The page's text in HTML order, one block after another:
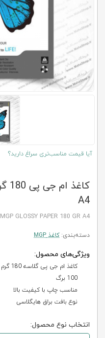
آیا قیمت مناسب‌تری سراغ دارید؟
A4
MGP GLOSSY PAPER 180 GR A4
دسته‌بندی:کاغذ MGP
ویژگی‌های محصول:
کاغذ ام جی پی گلاسه 180 گرم A4
100 برگ
مناسب چاپ با کیفیت بالا
نوع بافت براق هایگلاسی
انتخاب نوع محصول: